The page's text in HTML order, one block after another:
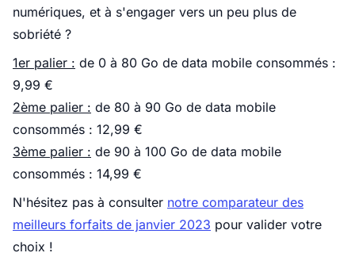
numériques, et à s'engager vers un peu plus de
sobriété ?
1er palier : de 0 à 80 Go de data mobile consommés :
9,99 €
2ème palier : de 80 à 90 Go de data mobile
consommés : 12,99 €
3ème palier : de 90 à 100 Go de data mobile
consommés : 14,99 €
N'hésitez pas à consulter notre comparateur des
meilleurs forfaits de janvier 2023 pour valider votre
choix !